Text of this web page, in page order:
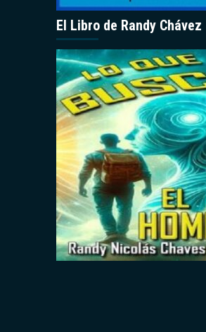
El Libro de Randy Chávez